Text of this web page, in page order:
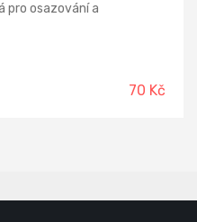
pro osazování a
70 Kč